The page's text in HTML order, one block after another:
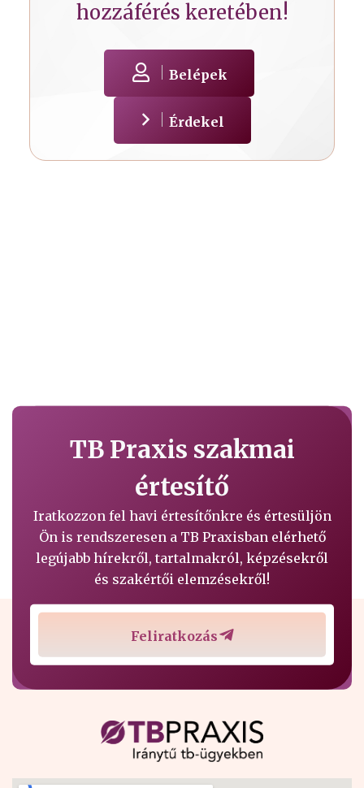
hozzáférés keretében!
Belépek
Érdekel
TB Praxis szakmai
értesítő
Iratkozzon fel havi értesítőnkre és értesüljön
Ön is rendszeresen a TB Praxisban elérhető
legújabb hírekről, tartalmakról, képzésekről
és szakértői elemzésekről!
Feliratkozás